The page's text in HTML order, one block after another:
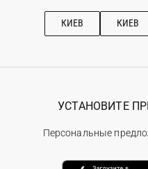
КИЕВ КИЕВ
УСТАНОВИТЕ
Персональные